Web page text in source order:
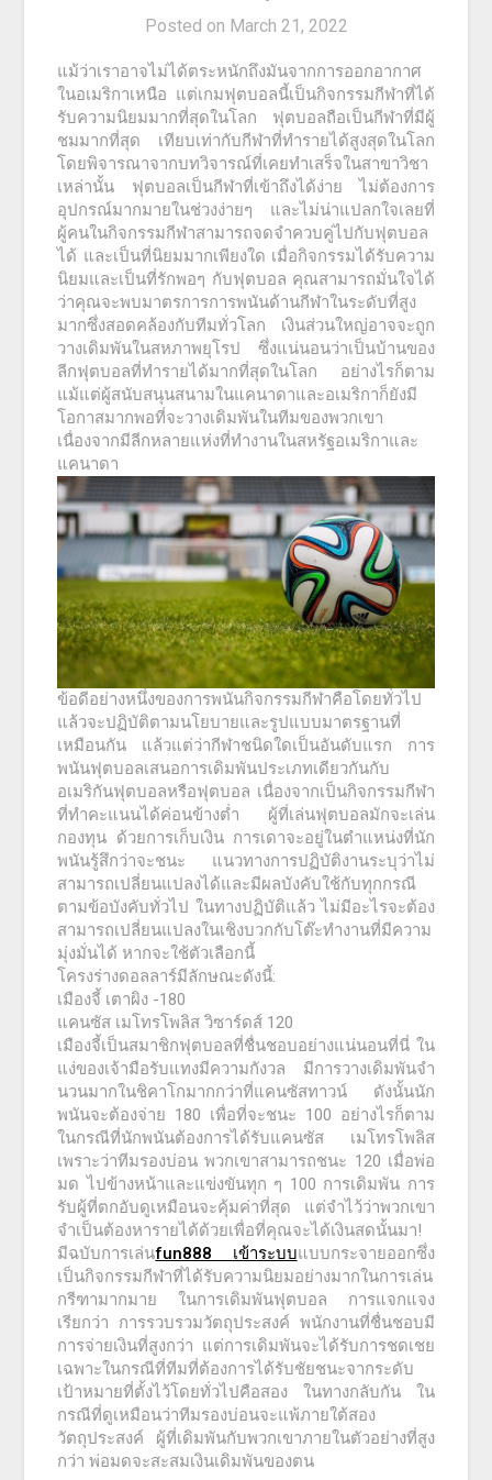
Posted on March 21, 2022
แม้ว่าเราอาจไม่ได้ตระหนักถึงมันจากการออกอากาศ
ในอเมริกาเหนือ แต่เกมฟุตบอลนี้เป็นกิจกรรมกีฬาที่ได้
รับความนิยมมากที่สุดในโลก ฟุตบอลถือเป็นกีฬาที่มีผู้
ชมมากที่สุด เทียบเท่ากับกีฬาที่ทำรายได้สูงสุดในโลก
โดยพิจารณาจากบทวิจารณ์ที่เคยทำเสร็จในสาขาวิชา
เหล่านั้น ฟุตบอลเป็นกีฬาที่เข้าถึงได้ง่าย ไม่ต้องการ
อุปกรณ์มากมายในช่วงง่ายๆ และไม่น่าแปลกใจเลยที่
ผู้คนในกิจกรรมกีฬาสามารถจดจำควบคู่ไปกับฟุตบอล
ได้ และเป็นที่นิยมมากเพียงใด เมื่อกิจกรรมได้รับความ
นิยมและเป็นที่รักพอๆ กับฟุตบอล คุณสามารถมั่นใจได้
ว่าคุณจะพบมาตรการการพนันด้านกีฬาในระดับที่สูง
มากซึ่งสอดคล้องกับทีมทั่วโลก เงินส่วนใหญ่อาจจะถูก
วางเดิมพันในสหภาพยุโรป ซึ่งแน่นอนว่าเป็นบ้านของ
ลีกฟุตบอลที่ทำรายได้มากที่สุดในโลก อย่างไรก็ตาม
แม้แต่ผู้สนับสนุนสนามในแคนาดาและอเมริกาก็ยังมี
โอกาสมากพอที่จะวางเดิมพันในทีมของพวกเขา
เนื่องจากมีลีกหลายแห่งที่ทำงานในสหรัฐอเมริกาและ
แคนาดา
ข้อดีอย่างหนึ่งของการพนันกิจกรรมกีฬาคือโดยทั่วไป
แล้วจะปฏิบัติตามนโยบายและรูปแบบมาตรฐานที่
เหมือนกัน แล้วแต่ว่ากีฬาชนิดใดเป็นอันดับแรก การ
พนันฟุตบอลเสนอการเดิมพันประเภทเดียวกันกับ
อเมริกันฟุตบอลหรือฟุตบอล เนื่องจากเป็นกิจกรรมกีฬา
ที่ทำคะแนนได้ค่อนข้างต่ำ ผู้ที่เล่นฟุตบอลมักจะเล่น
กองทุน ด้วยการเก็บเงิน การเดาจะอยู่ในตำแหน่งที่นัก
พนันรู้สึกว่าจะชนะ แนวทางการปฏิบัติงานระบุว่าไม่
สามารถเปลี่ยนแปลงได้และมีผลบังคับใช้กับทุกกรณี
ตามข้อบังคับทั่วไป ในทางปฏิบัติแล้ว ไม่มีอะไรจะต้อง
สามารถเปลี่ยนแปลงในเชิงบวกกับโต๊ะทำงานที่มีความ
มุ่งมั่นได้ หากจะใช้ตัวเลือกนี้
โครงร่างดอลลาร์มีลักษณะดังนี้:
เมืองจี้ เตาผิง -180
แคนซัส เมโทรโพลิส วิซาร์ดส์ 120
เมืองจี้เป็นสมาชิกฟุตบอลที่ชื่นชอบอย่างแน่นอนที่นี่ ใน
แง่ของเจ้ามือรับแทงมีความกังวล มีการวางเดิมพันจำ
นวนมากในชิคาโกมากกว่าที่แคนซัสทาวน์ ดังนั้นนัก
พนันจะต้องจ่าย 180 เพื่อที่จะชนะ 100 อย่างไรก็ตาม
ในกรณีที่นักพนันต้องการได้รับแคนซัส เมโทรโพลิส
เพราะว่าทีมรองบ่อน พวกเขาสามารถชนะ 120 เมื่อพ่อ
มด ไปข้างหน้าและแข่งขันทุก ๆ 100 การเดิมพัน การ
รับผู้ที่ตกอับดูเหมือนจะคุ้มค่าที่สุด แต่จำไว้ว่าพวกเขา
จำเป็นต้องหารายได้ด้วยเพื่อที่คุณจะได้เงินสดนั้นมา!
มีฉบับการเล่นfun888 เข้าระบบแบบกระจายออกซึ่ง
เป็นกิจกรรมกีฬาที่ได้รับความนิยมอย่างมากในการเล่น
กรีฑามากมาย ในการเดิมพันฟุตบอล การแจกแจง
เรียกว่า การรวบรวมวัตถุประสงค์ พนักงานที่ชื่นชอบมี
การจ่ายเงินที่สูงกว่า แต่การเดิมพันจะได้รับการชดเชย
เฉพาะในกรณีที่ทีมที่ต้องการได้รับชัยชนะจากระดับ
เป้าหมายที่ตั้งไว้โดยทั่วไปคือสอง ในทางกลับกัน ใน
กรณีที่ดูเหมือนว่าทีมรองบ่อนจะแพ้ภายใต้สอง
วัตถุประสงค์ ผู้ที่เดิมพันกับพวกเขาภายในตัวอย่างที่สูง
กว่า พ่อมดจะสะสมเงินเดิมพันของตน